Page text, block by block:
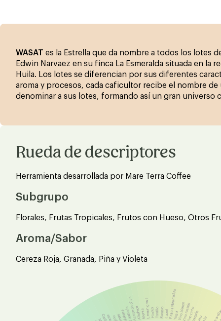
WASAT es la Estrella que da nombre a todos los lotes
Edwin Narvaez en su finca La Esmeralda situada en la
Huila. Los lotes se diferencian por sus diferentes
aroma y procesos, cada caficultor recibe el nombre de
denominar a sus lotes, formando así un gran universo
Rueda de descriptores
Herramienta desarrollada por Mare Terra Coffee
Subgrupo
Florales, Frutas Tropicales, Frutos con Hueso, Otros
Aroma/Sabor
Cereza Roja, Granada, Piña y Violeta
CalabazaZanahoriaAceite de olivaAlbahacaMentaLemon grass HinojoTomillo Romero Laurel Fruto sobre maduroYogurVino blancoVino rosadoVino tintoChampán